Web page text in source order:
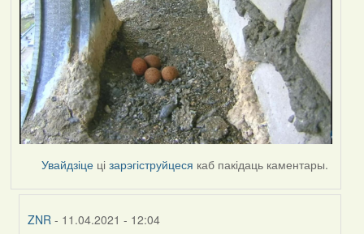
Увайдзіце цізарэгіструйцеся каб пакідаць каментары.
ZNR - 11.04.2021 - 12:04